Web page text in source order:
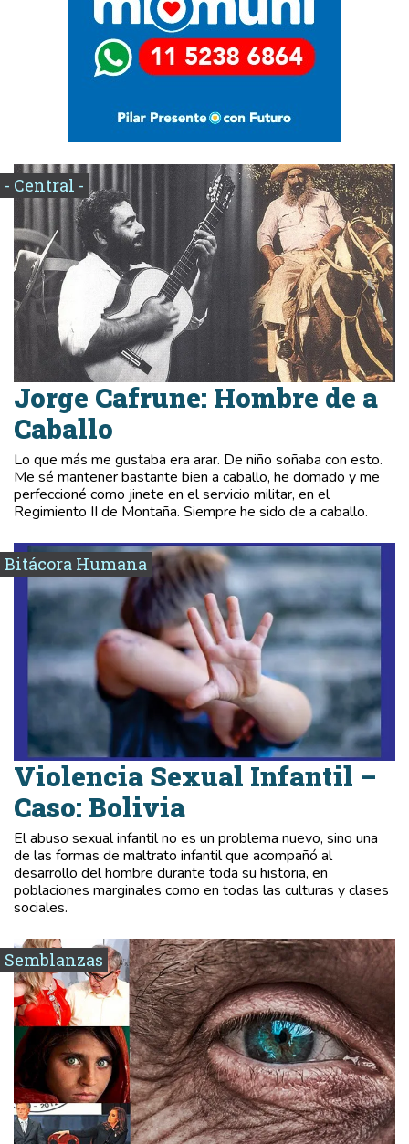
- Central -
Jorge Cafrune: Hombre de a
Caballo
Lo que más me gustaba era arar. De niño soñaba con esto.
Me sé mantener bastante bien a caballo, he domado y me
perfeccioné como jinete en el servicio militar, en el
Regimiento II de Montaña. Siempre he sido de a caballo.
Bitácora Humana
Violencia Sexual Infantil –
Caso: Bolivia
El abuso sexual infantil no es un problema nuevo, sino una
de las formas de maltrato infantil que acompañó al
desarrollo del hombre durante toda su historia, en
poblaciones marginales como en todas las culturas y clases
sociales.
Semblanzas